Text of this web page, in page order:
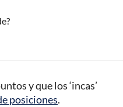
y que los ‘incas’
posiciones.